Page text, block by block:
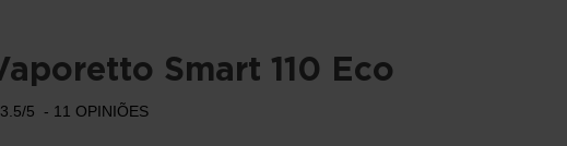
Smart 110 Eco
3.5/5 - 11 OPINIÕES